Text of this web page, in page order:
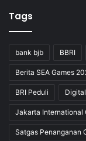
Tags
bank bjb BBRI
Berita SEA Games
BRI Peduli
Jakarta International
Satgas Penanganan